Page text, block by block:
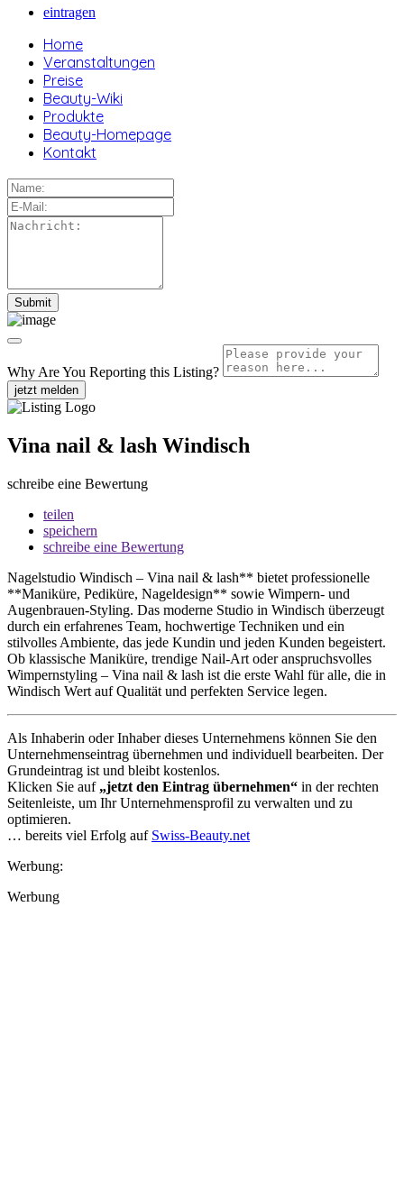
eintragen
Home
Veranstaltungen
Preise
Beauty-Wiki
Produkte
Beauty-Homepage
Kontakt
Why Are You Reporting this Listing?
jetzt melden
Vina nail & lash Windisch
schreibe eine Bewertung
teilen
speichern
schreibe eine Bewertung
Nagelstudio Windisch – Vina nail & lash** bietet professionelle
**Maniküre, Pediküre, Nageldesign** sowie Wimpern- und
Augenbrauen-Styling. Das moderne Studio in Windisch überzeugt
durch ein erfahrenes Team, hochwertige Techniken und ein
stilvolles Ambiente, das jede Kundin und jeden Kunden begeistert.
Ob klassische Maniküre, trendige Nail-Art oder anspruchsvolles
Wimpernstyling – Vina nail & lash ist die erste Wahl für alle, die in
Windisch Wert auf Qualität und perfekten Service legen.
Als Inhaberin oder Inhaber dieses Unternehmens können Sie den
Unternehmenseintrag übernehmen und individuell bearbeiten. Der
Grundeintrag ist und bleibt kostenlos.
Klicken Sie auf „jetzt den Eintrag übernehmen“ in der rechten
Seitenleiste, um Ihr Unternehmensprofil zu verwalten und zu
optimieren.
… bereits viel Erfolg auf Swiss-Beauty.net
Werbung:
Werbung